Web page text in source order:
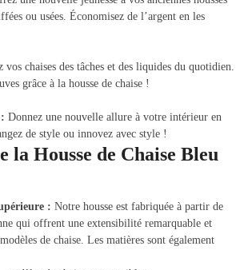
ou usées. Économisez de l’argent en les
vos chaises des tâches et des liquides du quotidien.
grâce à la housse de chaise !
Donnez une nouvelle allure à votre intérieur en
de style ou innovez avec style !
la Housse de Chaise Bleu
: Notre housse est fabriquée à partir de
qui offrent une extensibilité remarquable et
de chaise. Les matières sont également